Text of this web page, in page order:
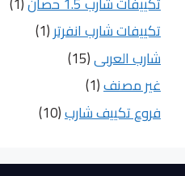
تكييفات شارب انفرتر(1)
شارب العربى(15)
غير مصنف(1)
فروع تكييف شارب(10)